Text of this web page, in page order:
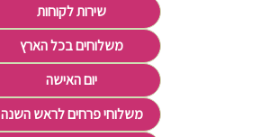
שירות לקוחות
משלוחים בכל הארץ
יום האישה
משלוחי פרחים לראש השנה